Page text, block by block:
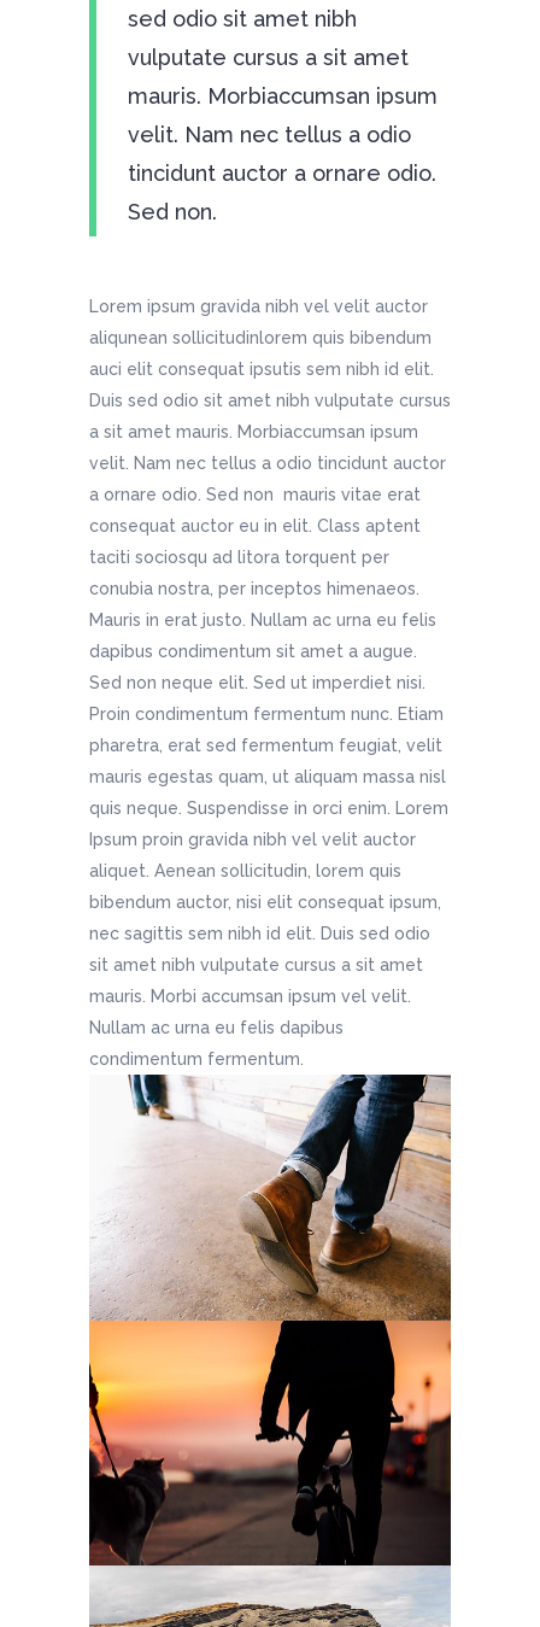
sed odio sit amet nibh
vulputate cursus a sit amet
mauris. Morbiaccumsan ipsum
velit. Nam nec tellus a odio
tincidunt auctor a ornare odio.
Sed non.
Lorem ipsum gravida nibh vel velit auctor
aliqunean sollicitudinlorem quis bibendum
auci elit consequat ipsutis sem nibh id elit.
Duis sed odio sit amet nibh vulputate cursus
a sit amet mauris. Morbiaccumsan ipsum
velit. Nam nec tellus a odio tincidunt auctor
a ornare odio. Sed non mauris vitae erat
consequat auctor eu in elit. Class aptent
taciti sociosqu ad litora torquent per
conubia nostra, per inceptos himenaeos.
Mauris in erat justo. Nullam ac urna eu felis
dapibus condimentum sit amet a augue.
Sed non neque elit. Sed ut imperdiet nisi.
Proin condimentum fermentum nunc. Etiam
pharetra, erat sed fermentum feugiat, velit
mauris egestas quam, ut aliquam massa nisl
quis neque. Suspendisse in orci enim. Lorem
Ipsum proin gravida nibh vel velit auctor
aliquet. Aenean sollicitudin, lorem quis
bibendum auctor, nisi elit consequat ipsum,
nec sagittis sem nibh id elit. Duis sed odio
sit amet nibh vulputate cursus a sit amet
mauris. Morbi accumsan ipsum vel velit.
Nullam ac urna eu felis dapibus
condimentum fermentum.